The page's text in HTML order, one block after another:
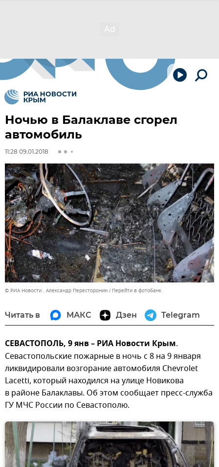
Ночью в Балаклаве сгорел
автомобиль
11:28 09.01.2018
© РИА Новости . Александр Пересторонин Перейти в фотобанк
Читать в МАКС Дзен Telegram
СЕВАСТОПОЛЬ, 9 янв – РИА Новости Крым.
Севастопольские пожарные в ночь с 8 на 9 января
ликвидировали возгорание автомобиля Chevrolet
Lacetti, который находился на улице Новикова
в районе Балаклавы. Об этом сообщает пресс-служба
ГУ МЧС России по Севастополю.